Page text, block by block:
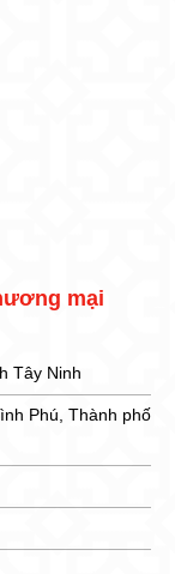
mại
Tây Ninh
Phú, Thành phố